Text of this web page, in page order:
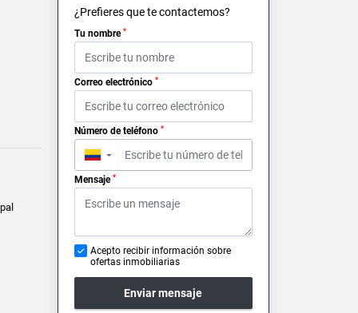
¿Prefieres que te contactemos?
Tu nombre *
Correo electrónico *
Número de teléfono *
▼
Mensaje *
Acepto recibir información sobre
ofertas inmobiliarias
Enviar mensaje